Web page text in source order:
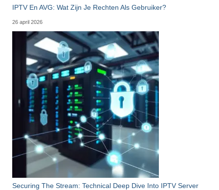
IPTV En AVG: Wat Zijn Je Rechten Als Gebruiker?
26 april 2026
Securing The Stream: Technical Deep Dive Into IPTV Server